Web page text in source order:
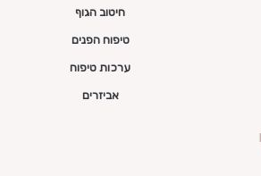
חיטוב הגוף
טיפוח הפנים
ערכות טיפוח
אביזרים